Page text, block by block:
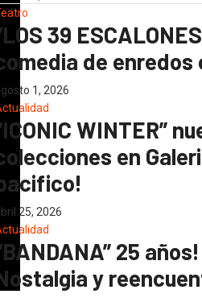
39
de enredos
1, 2026
WINTER”
en
25, 2026
25 años!
y